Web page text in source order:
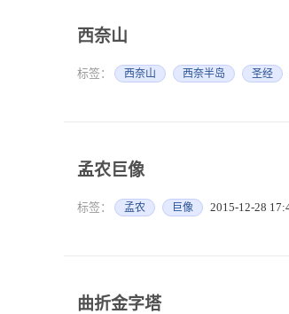
西奈山
标签： 西奈山 西奈半岛 圣经
孟农巨像
标签： 孟农 巨像 2015-12-28
曲折金字塔